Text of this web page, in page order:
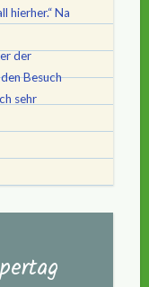
hierher.“ Na
der
Besuch
sehr